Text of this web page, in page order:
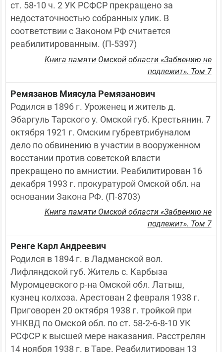
ст. 58-10 ч. 2 УК РСФСР прекращено за
недостаточностью собранных улик. В
соответствии с Законом РФ считается
реабилитированным. (П-5397)
Книга памяти Омской области «Забвению не
подлежит». Том 7
Ремязанов Миясула Ремязанович
Родился в 1896 г. Уроженец и житель д.
Эбаргуль Тарского у. Омской губ. Крестьянин. 7
октября 1921 г. Омским губревтрибуналом
дело по обвинению в участии в вооруженном
восстании против советской власти
прекращено по амнистии. Реабилитирован 16
декабря 1993 г. прокуратурой Омской обл. на
основании Закона РФ. (П-8703)
Книга памяти Омской области «Забвению не
подлежит». Том 7
Ренге Карл Андреевич
Родился в 1894 г. в Ладманской вол.
Лифляндской губ. Житель с. Карбыза
Муромцевского р-на Омской обл. Латыш,
кузнец колхоза. Арестован 2 февраля 1938 г.
Приговорен 20 октября 1938 г. тройкой при
УНКВД по Омской обл. по ст. 58-2-6-8-10 УК
РСФСР к высшей мере наказания. Расстрелян
14 ноября 1938 г. в Таре. Реабилитирован 13